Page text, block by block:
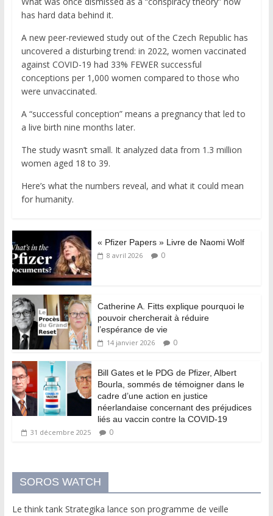
has hard data behind it.
A new peer-reviewed study out of the Czech Republic has
uncovered a disturbing trend: in 2022, women vaccinated
against COVID-19 had 33% FEWER successful
conceptions per 1,000 women compared to those who
were unvaccinated.
A “successful conception” means a pregnancy that led to
a live birth nine months later.
The study wasn’t small. It analyzed data from 1.3 million
women aged 18 to 39.
Here’s what the numbers reveal, and what it could mean
for humanity.
« Pfizer Papers » Livre de Naomi Wolf
8 avril 2026 0
Catherine A. Fitts explique pourquoi le
pouvoir chercherait à réduire
l’espérance de vie
14 janvier 2026 0
Bill Gates et le PDG de Pfizer, Albert
Bourla, sommés de témoigner dans le
cadre d’une action en justice
néerlandaise concernant des préjudices
liés au vaccin contre la COVID-19
31 décembre 2025 0
SOROS WATCH
Le think tank Strategika lance son programme de veille